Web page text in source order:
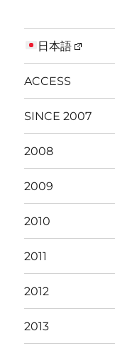
日本語
ACCESS
SINCE 2007
2008
2009
2010
2011
2012
2013